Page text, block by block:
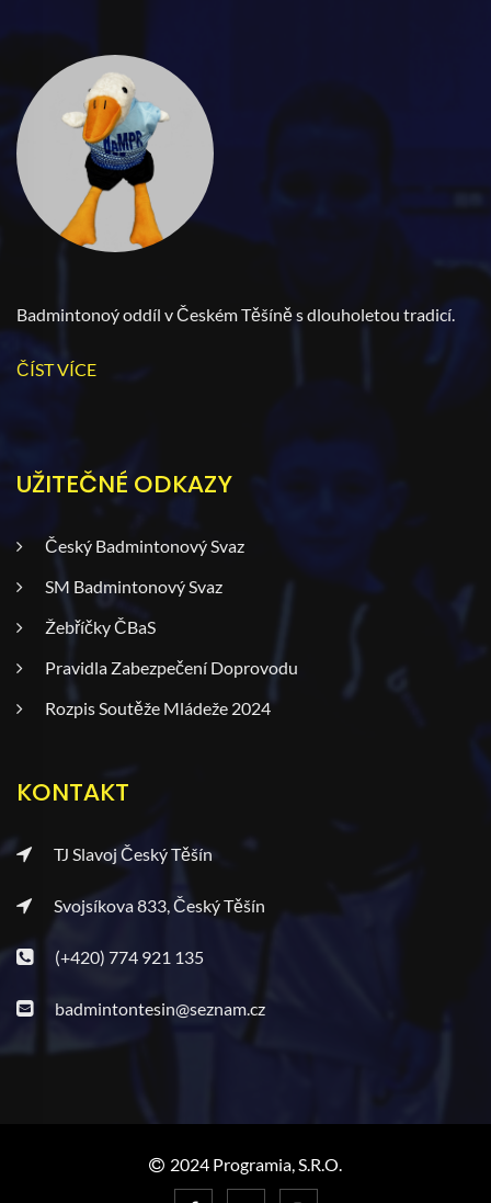
Badmintonoý oddíl v Českém Těšíně s dlouholetou tradicí.
ČÍST VÍCE
UŽITEČNÉ ODKAZY
Český Badmintonový Svaz
SM Badmintonový Svaz
Žebříčky ČBaS
Pravidla Zabezpečení Doprovodu
Rozpis Soutěže Mládeže 2024
KONTAKT
TJ Slavoj Český Těšín
Svojsíkova 833, Český Těšín
(+420) 774 921 135
badmintontesin@seznam.cz
2024 Programia, S.r.o.